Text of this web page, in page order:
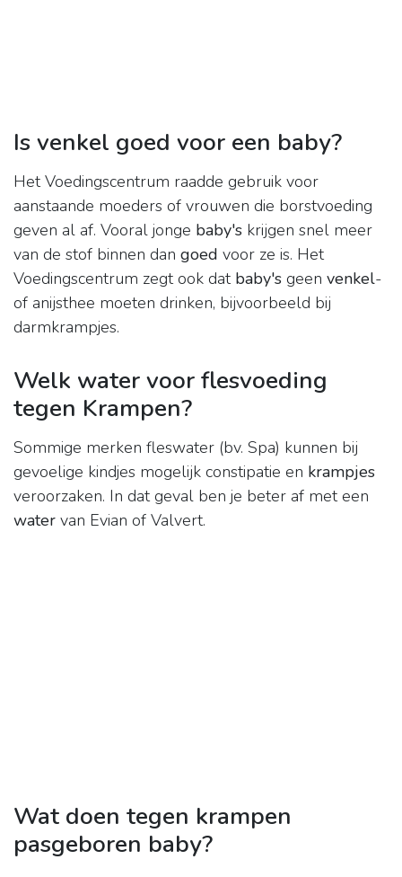
Is venkel goed voor een baby?
Het Voedingscentrum raadde gebruik voor
aanstaande moeders of vrouwen die borstvoeding
geven al af. Vooral jonge baby's krijgen snel meer
van de stof binnen dan goed voor ze is. Het
Voedingscentrum zegt ook dat baby's geen venkel-
of anijsthee moeten drinken, bijvoorbeeld bij
darmkrampjes.
Welk water voor flesvoeding
tegen Krampen?
Sommige merken fleswater (bv. Spa) kunnen bij
gevoelige kindjes mogelijk constipatie en krampjes
veroorzaken. In dat geval ben je beter af met een
water van Evian of Valvert.
Wat doen tegen krampen
pasgeboren baby?